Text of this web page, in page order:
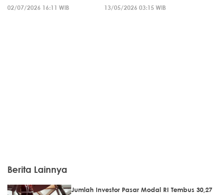
02/07/2026 16:11 WIB
13/05/2026 03:15 WIB
Berita Lainnya
Jumlah Investor Pasar Modal RI Tembus 30,27